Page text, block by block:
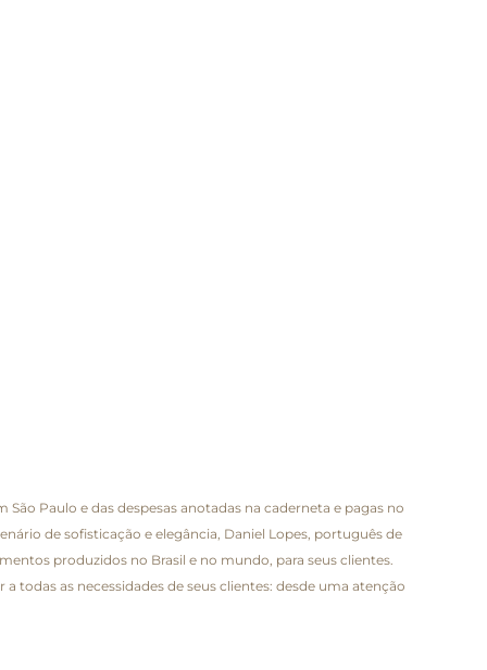
Paulo e das despesas anotadas na caderneta e pagas no
de sofisticação e elegância, Daniel Lopes, português de
produzidos no Brasil e no mundo, para seus clientes.
as necessidades de seus clientes: desde uma atenção